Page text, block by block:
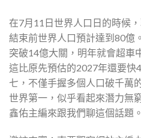
在7月11日世界人口日的時候
結束前世界人口預計達到80億
突破14億大關，明年就會超車
這比原先預估的2027年還要快
七，不僅手握多個人口破千萬
世界第一，似乎看起來潛力無
鑫佑主編來跟我們聊這個話題。